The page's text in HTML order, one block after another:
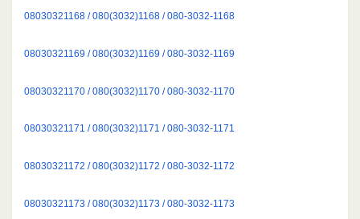
08030321168 / 080(3032)1168 / 080-3032-1168
08030321169 / 080(3032)1169 / 080-3032-1169
08030321170 / 080(3032)1170 / 080-3032-1170
08030321171 / 080(3032)1171 / 080-3032-1171
08030321172 / 080(3032)1172 / 080-3032-1172
08030321173 / 080(3032)1173 / 080-3032-1173